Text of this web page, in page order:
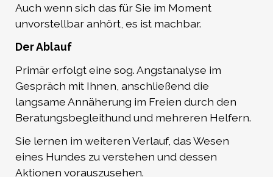
Auch wenn sich das für Sie im Moment
unvorstellbar anhört, es ist machbar.
Der Ablauf
Primär erfolgt eine sog. Angstanalyse im
Gespräch mit Ihnen, anschließend die
langsame Annäherung im Freien durch den
Beratungsbegleithund und mehreren Helfern.
Sie lernen im weiteren Verlauf, das Wesen
eines Hundes zu verstehen und dessen
Aktionen vorauszusehen.